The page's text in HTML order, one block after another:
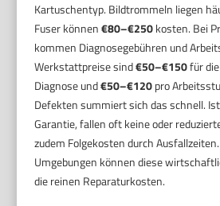
Kartuschentyp. Bildtrommeln liegen
Fuser können€80–€250kosten. Bei
kommen Diagnosegebühren und
Werkstattpreise sind€50–€150für
Diagnose und€50–€120pro
Defekten summiert sich das schnell.
Garantie, fallen oft keine oder
zudem Folgekosten durch
Umgebungen können diese
die reinen Reparaturkosten.